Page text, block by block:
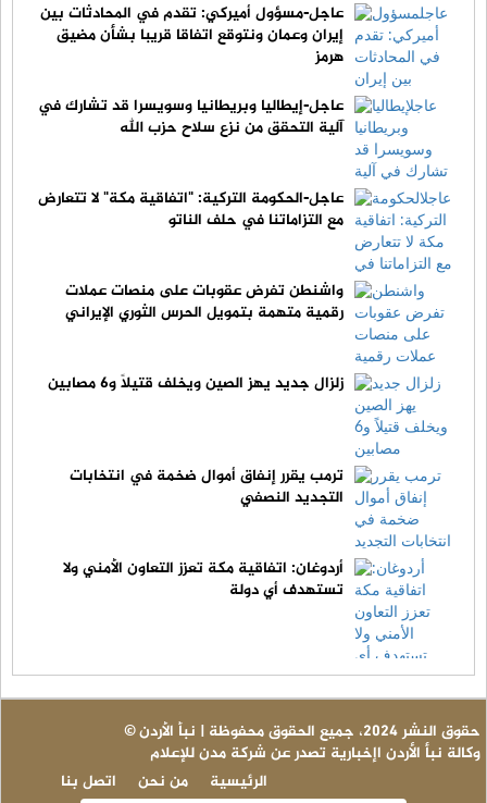
عاجل-مسؤول أميركي: تقدم في المحادثات بين
إيران وعمان ونتوقع اتفاقا قريبا بشأن مضيق
هرمز
عاجل-إيطاليا وبريطانيا وسويسرا قد تشارك في
آلية التحقق من نزع سلاح حزب الله
عاجل-الحكومة التركية: "اتفاقية مكة" لا تتعارض
مع التزاماتنا في حلف الناتو
واشنطن تفرض عقوبات على منصات عملات
رقمية متهمة بتمويل الحرس الثوري الإيراني
زلزال جديد يهز الصين ويخلف قتيلاً و6 مصابين
ترمب يقرر إنفاق أموال ضخمة في انتخابات
التجديد النصفي
أردوغان: اتفاقية مكة تعزز التعاون الأمني ولا
تستهدف أي دولة
© حقوق النشر 2024، جميع الحقوق محفوظة | نبأ الأردن
وكالة نبأ الأردن اإخبارية تصدر عن شركة مدن للإعلام
اتصل بنا
من نحن الرئيسية